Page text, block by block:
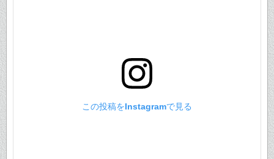
この投稿をInstagramで見る